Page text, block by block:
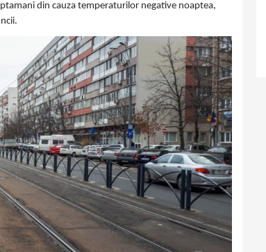
din cauza temperaturilor negative noaptea,